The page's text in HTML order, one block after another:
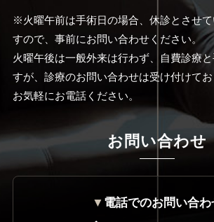
※火曜午前は手術日の場合、休診とさせて
すので、事前にお問い合わせください。
火曜午後は一般外来は行わず、自費診療
すが、診療のお問い合わせは受け付けてお
お気軽にお電話ください。
お問い合わせ
▼ 電話でのお問い合わ